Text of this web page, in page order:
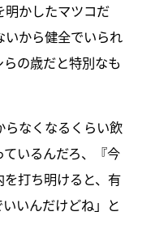
明かしたマツコだ
から健全でいられ
の歳だと特別なも
らなくなるくらい飲
いるんだろ、『今
打ち明けると、有
いんだけどね」と